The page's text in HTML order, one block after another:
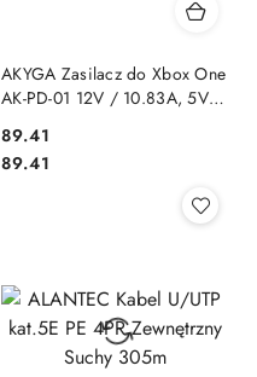
AKYGA Zasilacz do Xbox One
AK-PD-01 12V / 10.83A, 5Vsb
Cena:
89.41
Cena:
89.41